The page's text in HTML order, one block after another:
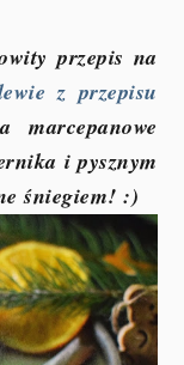
przepis na
z przepisu
i pysznym
śniegiem! :)